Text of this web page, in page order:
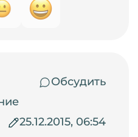
Обсудить
25.12.2015, 06:54